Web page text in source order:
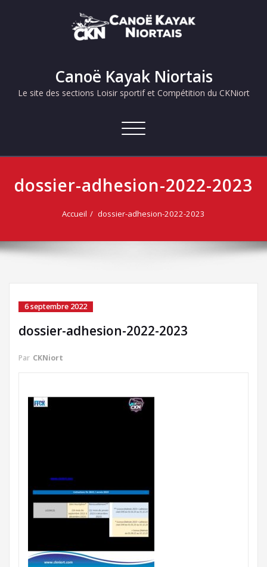
Canoë Kayak Niortais
Le site des sections Loisir sportif et Compétition du CKNiort
Afficher/masquer
navigation
dossier-adhesion-2022-2023
Accueil dossier-adhesion-2022-2023
6 septembre 2022
dossier-adhesion-2022-2023
Par CKNiort